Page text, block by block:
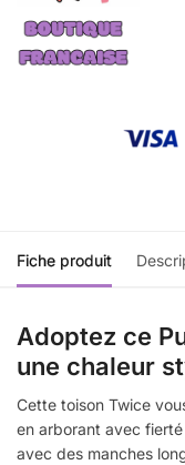
Fiche produit
Adoptez ce
une chaleur
Cette toison Twice
en arborant avec
avec des manches